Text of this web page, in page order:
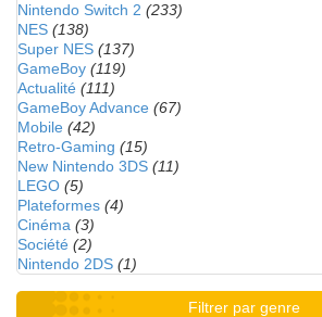
Nintendo Switch 2 (233)
NES (138)
Super NES (137)
GameBoy (119)
Actualité (111)
GameBoy Advance (67)
Mobile (42)
Retro-Gaming (15)
New Nintendo 3DS (11)
LEGO (5)
Plateformes (4)
Cinéma (3)
Société (2)
Nintendo 2DS (1)
Filtrer par genre